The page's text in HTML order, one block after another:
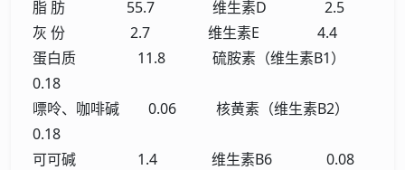
脂 肪 55.7 维生素D 2.5
灰 份 2.7 维生素E 4.4
蛋白质 11.8 硫胺素（维生素B1）
0.18
嘌呤、咖啡碱 0.06 核黄素（维生素B2）
0.18
可可碱 1.4 维生素B6 0.08